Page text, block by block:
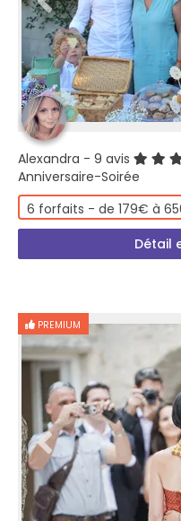
Alexandra - 9 avis
Anniversaire-Soirée
6 forfaits - de 179€ à
Détail
PREMIUM